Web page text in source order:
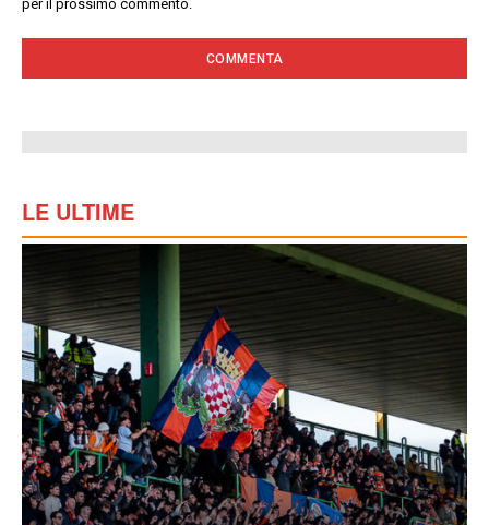
per il prossimo commento.
LE ULTIME